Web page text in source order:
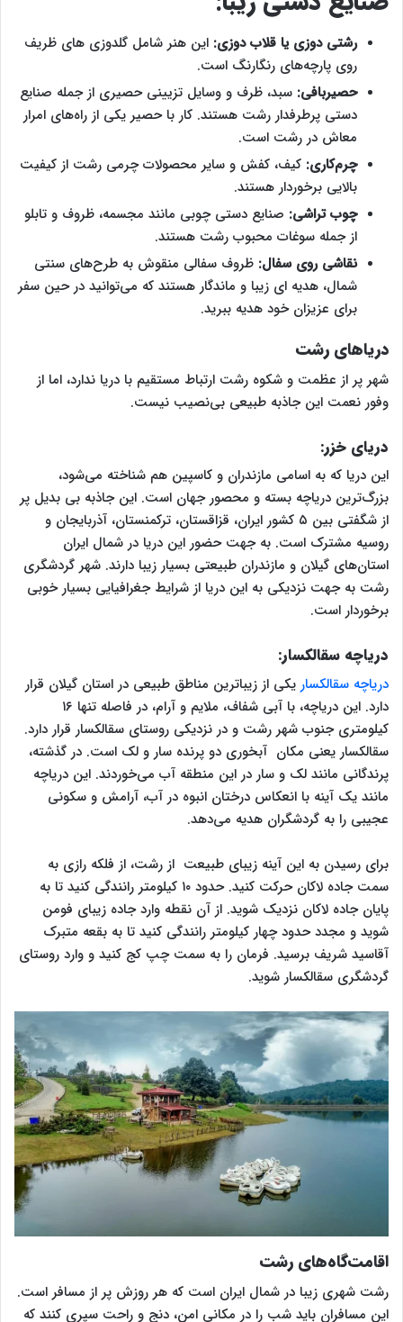
رشتی دوزی یا قلاب دوزی: این هنر شامل گلدوزی های ظریف
روی پارچه‌های رنگارنگ است.
حصیربافی: سبد، ظرف و وسایل تزیینی حصیری از جمله صنایع
دستی پرطرفدار رشت هستند. کار با حصیر یکی از راه‌های امرار
معاش در رشت است.
چرم‌کاری: کیف، کفش و سایر محصولات چرمی رشت از کیفیت
بالایی برخوردار هستند.
چوب تراشی: صنایع دستی چوبی مانند مجسمه، ظروف و تابلو
از جمله سوغات محبوب رشت هستند.
نقاشی روی سفال: ظروف سفالی منقوش به طرح‌های سنتی
شمال، هدیه ای زیبا و ماندگار هستند که می‌توانید در حین سفر
برای عزیزان خود هدیه ببرید.
دریاهای رشت
شهر پر از عظمت و شکوه رشت ارتباط مستقیم با دریا ندارد، اما از
وفور نعمت این جاذبه طبیعی بی‌نصیب نیست.
دریای خزر:
این دریا که به اسامی مازندران و کاسپین هم شناخته می‌شود،
بزرگ‌‌ترین دریاچه بسته و محصور جهان است‌. این جاذبه بی‌ بدیل پر
از شگفتی بین ۵ کشور ایران، قزاقستان، ترکمنستان، آذربایجان و
روسیه مشترک است. به جهت حضور این دریا در شمال ایران
استان‌های گیلان و مازندران طبیعتی بسیار زیبا دارند. شهر گردشگری
رشت به جهت نزدیکی به این دریا از شرایط جغرافیایی بسیار خوبی
برخوردار است.
دریاچه سقالکسار:
دریاچه سقالکسار یکی از زیباترین مناطق طبیعی در استان گیلان قرار
دارد. این دریاچه، با آبی شفاف، ملایم و آرام، در فاصله تنها ۱۶
کیلومتری جنوب شهر رشت و در نزدیکی روستای سقالکسار قرار دارد.
سقالکسار یعنی مکان آبخوری دو پرنده سار و لک است. در گذشته،
پرندگانی مانند لک و سار در این منطقه آب می‌خوردند. این دریاچه
مانند یک آینه با انعکاس درختان انبوه در آب، آرامش و سکونی
عجیبی را به گردشگران هدیه می‌دهد.
برای رسیدن به این آینه زیبای طبیعت از رشت، از فلکه رازی به
سمت جاده لاکان حرکت کنید. حدود ۱۰ کیلومتر رانندگی کنید تا به
پایان جاده لاکان نزدیک شوید. از آن نقطه وارد جاده زیبای فومن
شوید و مجدد حدود چهار کیلومتر رانندگی کنید تا به بقعه متبرک
آقاسید شریف برسید. فرمان را به سمت چپ کج کنید و وارد روستای
گردشگری سقالکسار شوید.
اقامت‌گاه‌های رشت
رشت شهری زیبا در شمال ایران است که هر روزش پر از مسافر است.
این مسافران باید شب را در مکانی امن، دنج و راحت سپری کنند که